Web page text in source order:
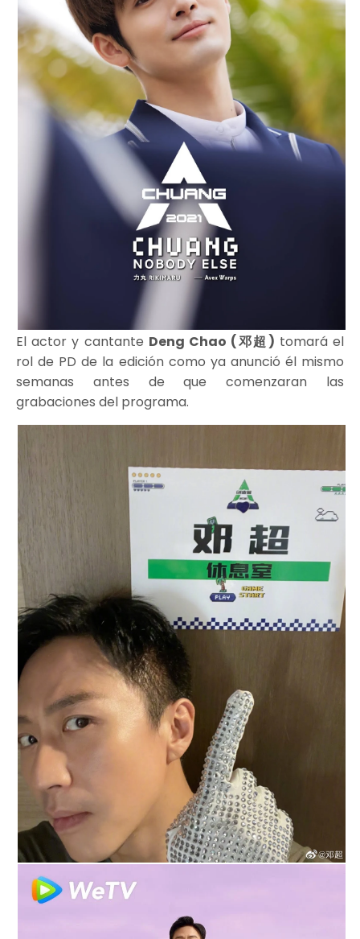
El actor y cantante Deng Chao (邓超) tomará el
rol de PD de la edición como ya anunció él mismo
semanas antes de que comenzaran las
grabaciones del programa.